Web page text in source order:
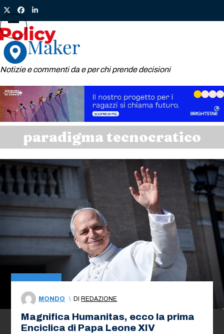
Skip
to
content
TwitterFacebook
LinkedIn
Notizie e commenti da e per chi prende decisioni
Open
mobile
menu
Close
mobile
menu
paradigma tecnocratico
MONDO \ DI REDAZIONE
Magnifica Humanitas, ecco la prima
Enciclica di Papa Leone XIV